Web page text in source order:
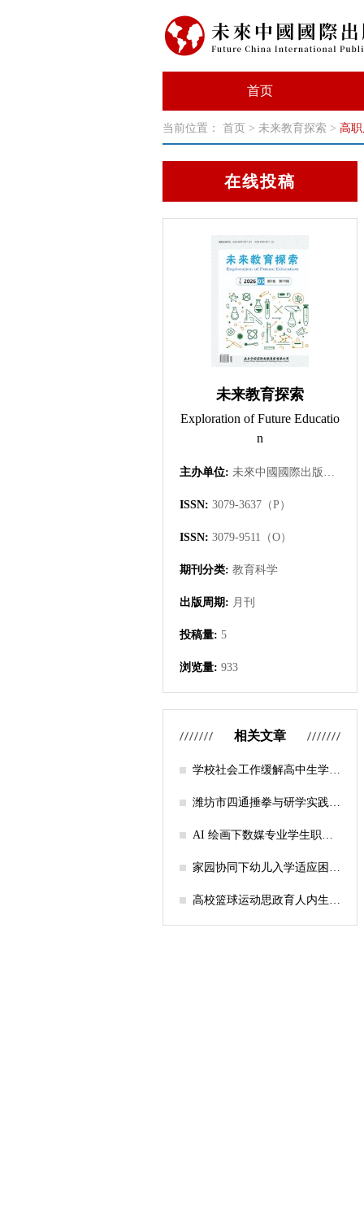
首页
当前位置： 首页 > 未来教育探索 > 高
在线投稿
未来教育探索
Exploration of Future Educatio
n
主办单位: 未來中國國際出版集團有限公司
ISSN: 3079-3637（P）
ISSN: 3079-9511（O）
期刊分类: 教育科学
出版周期: 月刊
投稿量: 5
浏览量: 933
相关文章
学校社会工作缓解高中生学习
课堂”为介入载体
潍坊市四通捶拳与研学实践教
AI 绘画下数媒专业学生职业
家园协同下幼儿入学适应困难
高校篮球运动思政育人内生逻